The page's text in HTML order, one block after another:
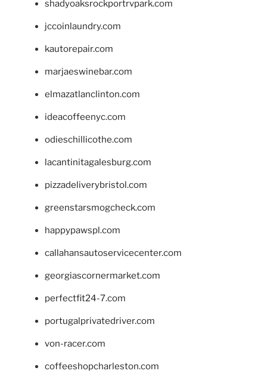
shadyoaksrockportrvpark.com
jccoinlaundry.com
kautorepair.com
marjaeswinebar.com
elmazatlanclinton.com
ideacoffeenyc.com
odieschillicothe.com
lacantinitagalesburg.com
pizzadeliverybristol.com
greenstarsmogcheck.com
happypawspl.com
callahansautoservicecenter.com
georgiascornermarket.com
perfectfit24-7.com
portugalprivatedriver.com
von-racer.com
coffeeshopcharleston.com